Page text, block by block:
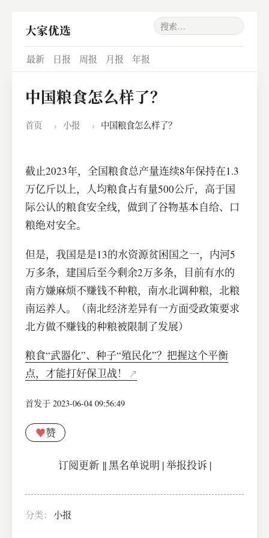
大家优选
最新 日报 周报 月报 年报
中国粮食怎么样了？
首页 › 小报 › 中国粮食怎么样了？
截止2023年，全国粮食总产量连续8年保持在1.3
万亿斤以上，人均粮食占有量500公斤，高于国
际公认的粮食安全线，做到了谷物基本自给、口
粮绝对安全。
但是，我国是是13的水资源贫困国之一，内河5
万多条，建国后至今剩余2万多条，目前有水的
南方嫌麻烦不赚钱不种粮，南水北调种粮，北粮
南运养人。（南北经济差异有一方面受政策要求
北方做不赚钱的种粮被限制了发展）
粮食“武器化”、种子“殖民化”？把握这个平衡
点，才能打好保卫战！
首发于 2023-06-04 09:56:49
♥赞
订阅更新||黑名单说明 |举报投诉 |
分类： 小报